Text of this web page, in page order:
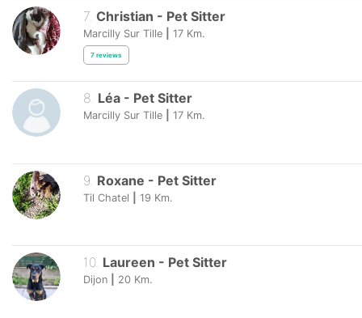
7. Christian - Pet Sitter
Marcilly Sur Tille 17 Km.
7 reviews
8. Léa - Pet Sitter
Marcilly Sur Tille 17 Km.
9 Roxane - Pet Sitter
Til Chatel 19 Km.
10. Laureen - Pet Sitter
Dijon 20 Km.